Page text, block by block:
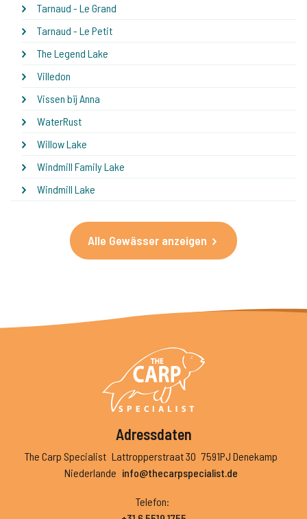
Tarnaud - Le Grand
Tarnaud - Le Petit
The Legend Lake
Villedon
Vissen bij Anna
WaterRust
Willow Lake
Windmill Family Lake
Windmill Lake
Alle Gewässer anzeigen
Adressdaten
The Carp Specialist Lattropperstraat 30 7591PJ Denekamp
Niederlande info@thecarpspecialist.de
Telefon: